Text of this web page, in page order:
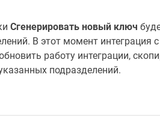
Сгенерировать новый ключ
В этот момент интеграция
работу интеграции,
подразделений.